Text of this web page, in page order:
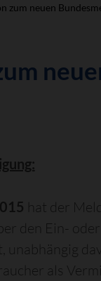
zum neuen
hat der
den Ein-
unabhängig
als